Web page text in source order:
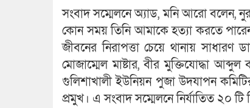
সংবাদ সম্মেলনে অ্যাড, মনি আরো বলেন,
কোন সময় তিনি আমাকে হত্যা করতে
জীবনের নিরাপত্তা চেয়ে থানায়
মোজাম্মেল মাষ্টার, বীর মুক্তিযোদ্ধা
গুলিশাখালী ইউনিয়ন পুজা উদযাপন কমিটির
প্রমুখ। এ সংবাদ সম্মেলনে নির্যাতিত ২০ টি